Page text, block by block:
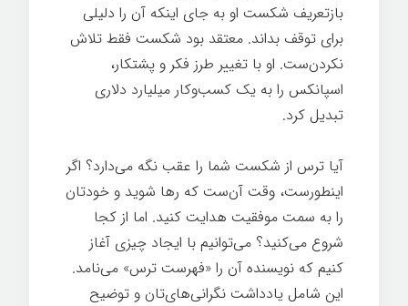
بازتعریف شکست او به جای اینکه آن را دلیلی
برای توقف بداند. معتقد بود شکست فقط تلاش
نکردن‌ست. او با تغییر طرز فکر و پشتکار،
اسپانکس را به یک کسب‌وکار میلیارد دلاری
تبدیل کرد.
آیا ترس از شکست شما را عقب نگه می‌دارد؟ اگر
اینطورست، وقت آن‌ست که رها شوید و خودتان
را به سمت موفقیت هدایت کنید. اما از کجا
شروع می‌کنید؟ می‌توانیم با ایجاد چیزی آغاز
کنیم که نویسنده آن را «فهرست ترس» می‌نامد.
این شامل یادداشت نگرانی‌های‌تان و توضیح